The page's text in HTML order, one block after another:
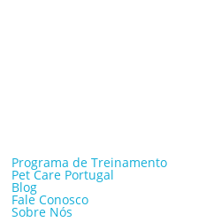
Programa de Treinamento
Pet Care Portugal
Blog
Fale Conosco
Sobre Nós